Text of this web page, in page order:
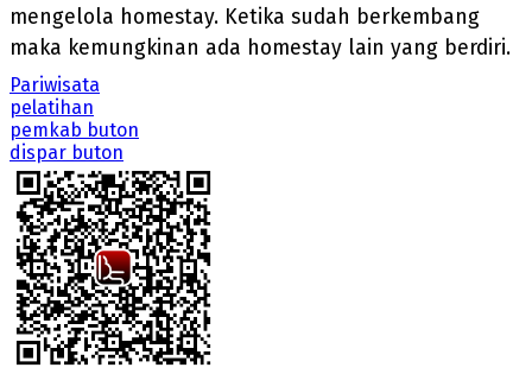
mengelola homestay. Ketika sudah berkembang
maka kemungkinan ada homestay lain yang berdiri.
Pariwisata
pelatihan
pemkab buton
dispar buton